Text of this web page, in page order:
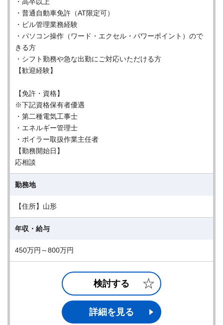
・普通自動車免許（AT限定可）
・ビル管理業務経験
・パソコン操作（ワード・エクセル・パワーポイント）ので
きる方
・シフト勤務や急な出勤にご対応いただける方
【歓迎経験】
【免許・資格】
※下記資格保有者優遇
・第二種電気工事士
・エネルギー管理士
・ボイラー取扱作業主任者
【勤務開始日】
応相談
勤務地
【住所】山形
年収・給与
450万円～800万円
検討する
詳細を見る